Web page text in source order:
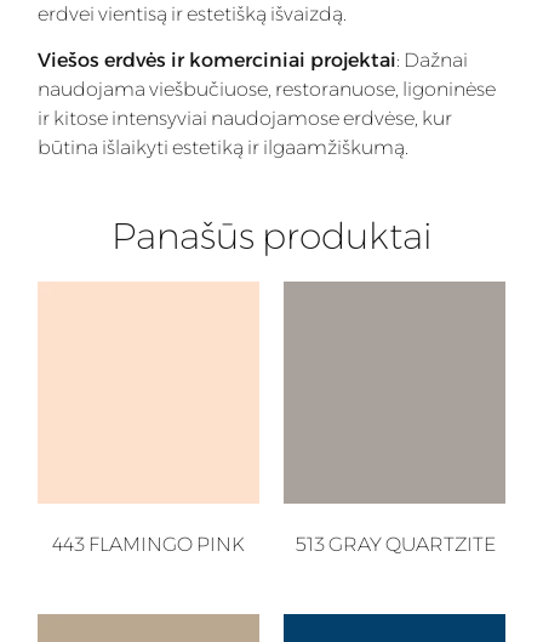
erdvei vientisą ir estetišką išvaizdą.
Viešos erdvės ir komerciniai projektai: Dažnai
naudojama viešbučiuose, restoranuose, ligoninėse
ir kitose intensyviai naudojamose erdvėse, kur
būtina išlaikyti estetiką ir ilgaamžiškumą.
Panašūs produktai
443 FLAMINGO PINK 513 GRAY QUARTZITE